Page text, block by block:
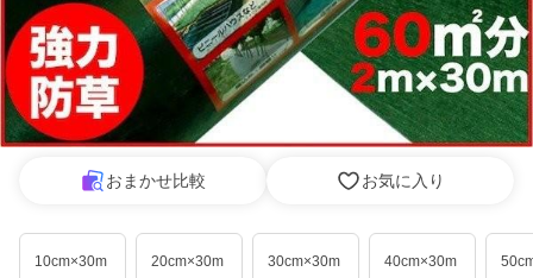
おまかせ比較 お気に入り
10cm×30m 20cm×30m 30cm×30m 40cm×30m